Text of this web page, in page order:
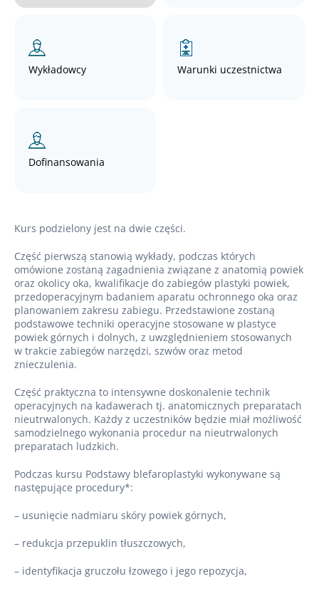
Wykładowcy Warunki uczestnictwa
Dofinansowania
Kurs podzielony jest na dwie części.
Część pierwszą stanowią wykłady, podczas których
omówione zostaną zagadnienia związane z anatomią powiek
oraz okolicy oka, kwalifikacje do zabiegów plastyki powiek,
przedoperacyjnym badaniem aparatu ochronnego oka oraz
planowaniem zakresu zabiegu. Przedstawione zostaną
podstawowe techniki operacyjne stosowane w plastyce
powiek górnych i dolnych, z uwzględnieniem stosowanych
w trakcie zabiegów narzędzi, szwów oraz metod
znieczulenia.
Część praktyczna to intensywne doskonalenie technik
operacyjnych na kadawerach tj. anatomicznych preparatach
nieutrwalonych. Każdy z uczestników będzie miał możliwość
samodzielnego wykonania procedur na nieutrwalonych
preparatach ludzkich.
Podczas kursu Podstawy blefaroplastyki wykonywane są
następujące procedury*:
– usunięcie nadmiaru skóry powiek górnych,
– redukcja przepuklin tłuszczowych,
– identyfikacja gruczołu łzowego i jego repozycja,